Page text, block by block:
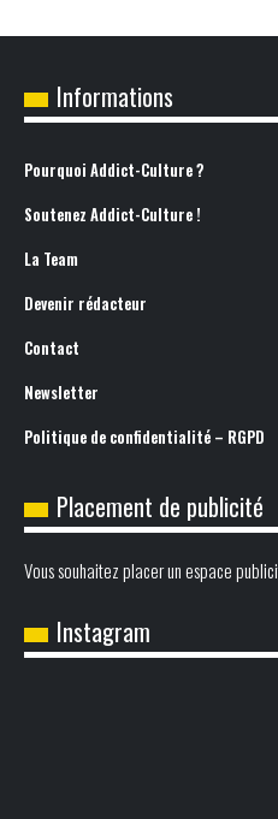
Informations
Pourquoi Addict-Culture ?
Soutenez Addict-Culture !
La Team
Devenir rédacteur
Contact
Newsletter
Politique de confidentialité – RGPD
Placement de publicité
Vous souhaitez placer un espace
Instagram